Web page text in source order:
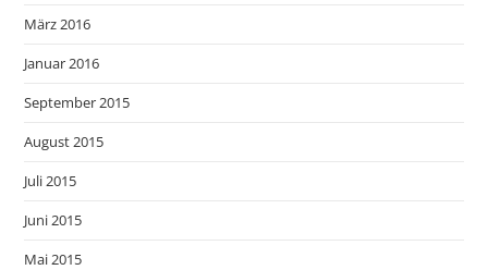
März 2016
Januar 2016
September 2015
August 2015
Juli 2015
Juni 2015
Mai 2015